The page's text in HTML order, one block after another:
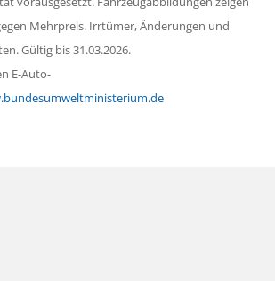
Mehrpreis. Irrtümer, Änderungen und
Gültig bis 31.03.2026.
E-Auto-